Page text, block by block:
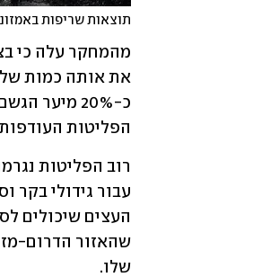
תוצאות שריפות
הפליטות
שלו.